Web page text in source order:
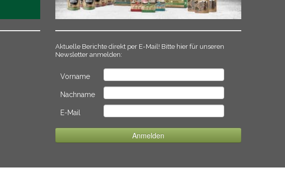
Aktuelle Berichte direkt per E-Mail! Bitte hier für unseren
Newsletter anmelden:
Vorname
Nachname
E-Mail